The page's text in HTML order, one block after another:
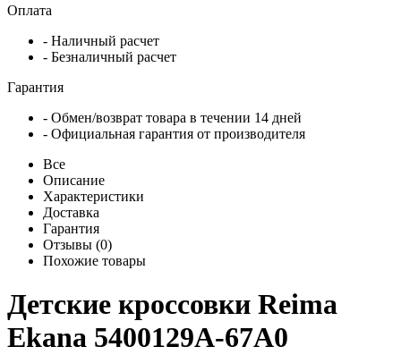
Оплата
- Наличный расчет
- Безналичный расчет
Гарантия
- Обмен/возврат товара в течении 14 дней
- Официальная гарантия от производителя
Все
Описание
Характеристики
Доставка
Гарантия
Отзывы (0)
Похожие товары
Детские кроссовки Reima
Ekana 5400129A-67A0